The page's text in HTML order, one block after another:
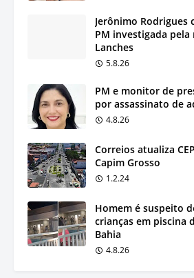
Jerônimo Rodrigues
PM investigada pela
Lanches
5.8.26
PM e monitor de
por assassinato de
4.8.26
Correios atualiza
Capim Grosso
1.2.24
Homem é suspeito
crianças em piscina
Bahia
4.8.26